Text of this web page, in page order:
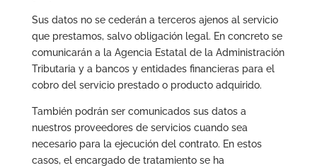
Sus datos no se cederán a terceros ajenos al servicio
que prestamos, salvo obligación legal. En concreto se
comunicarán a la Agencia Estatal de la Administración
Tributaria y a bancos y entidades financieras para el
cobro del servicio prestado o producto adquirido.
También podrán ser comunicados sus datos a
nuestros proveedores de servicios cuando sea
necesario para la ejecución del contrato. En estos
casos, el encargado de tratamiento se ha